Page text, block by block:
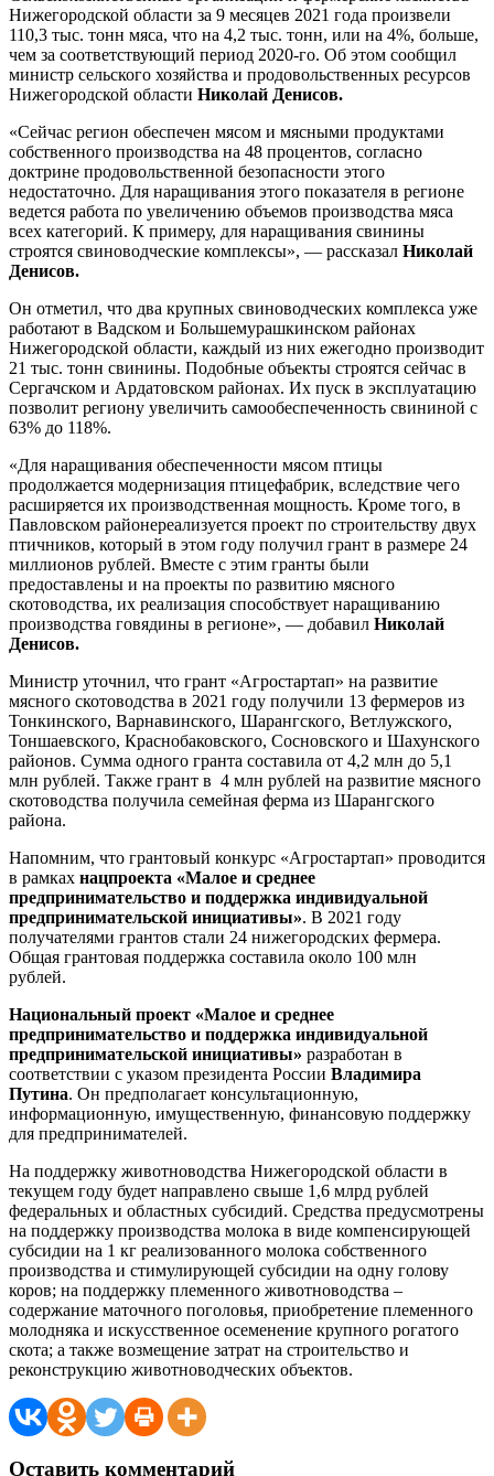
Нижегородской области за 9 месяцев 2021 года произвели
110,3 тыс. тонн мяса, что на 4,2 тыс. тонн, или на 4%, больше,
чем за соответствующий период 2020-го. Об этом сообщил
министр сельского хозяйства и продовольственных ресурсов
Нижегородской области Николай Денисов.
«Сейчас регион обеспечен мясом и мясными продуктами
собственного производства на 48 процентов, согласно
доктрине продовольственной безопасности этого
недостаточно. Для наращивания этого показателя в регионе
ведется работа по увеличению объемов производства мяса
всех категорий. К примеру, для наращивания свинины
строятся свиноводческие комплексы», — рассказал Николай
Денисов.
Он отметил, что два крупных свиноводческих комплекса уже
работают в Вадском и Большемурашкинском районах
Нижегородской области, каждый из них ежегодно производит
21 тыс. тонн свинины. Подобные объекты строятся сейчас в
Сергачском и Ардатовском районах. Их пуск в эксплуатацию
позволит региону увеличить самообеспеченность свининой с
63% до 118%.
«Для наращивания обеспеченности мясом птицы
продолжается модернизация птицефабрик, вследствие чего
расширяется их производственная мощность. Кроме того, в
Павловском районереализуется проект по строительству двух
птичников, который в этом году получил грант в размере 24
миллионов рублей. Вместе с этим гранты были
предоставлены и на проекты по развитию мясного
скотоводства, их реализация способствует наращиванию
производства говядины в регионе», — добавил Николай
Денисов.
Министр уточнил, что грант «Агростартап» на развитие
мясного скотоводства в 2021 году получили 13 фермеров из
Тонкинского, Варнавинского, Шарангского, Ветлужского,
Тоншаевского, Краснобаковского, Сосновского и Шахунского
районов. Сумма одного гранта составила от 4,2 млн до 5,1
млн рублей. Также грант в 4 млн рублей на развитие мясного
скотоводства получила семейная ферма из Шарангского
района.
Напомним, что грантовый конкурс «Агростартап» проводится
в рамках нацпроекта «Малое и среднее
предпринимательство и поддержка индивидуальной
предпринимательской инициативы». В 2021 году
получателями грантов стали 24 нижегородских фермера.
Общая грантовая поддержка составила около 100 млн
рублей.
Национальный проект «Малое и среднее
предпринимательство и поддержка индивидуальной
предпринимательской инициативы» разработан в
соответствии с указом президента России Владимира
Путина. Он предполагает консультационную,
информационную, имущественную, финансовую поддержку
для предпринимателей.
На поддержку животноводства Нижегородской области в
текущем году будет направлено свыше 1,6 млрд рублей
федеральных и областных субсидий. Средства предусмотрены
на поддержку производства молока в виде компенсирующей
субсидии на 1 кг реализованного молока собственного
производства и стимулирующей субсидии на одну голову
коров; на поддержку племенного животноводства –
содержание маточного поголовья, приобретение племенного
молодняка и искусственное осеменение крупного рогатого
скота; а также возмещение затрат на строительство и
реконструкцию животноводческих объектов.
Оставить комментарий